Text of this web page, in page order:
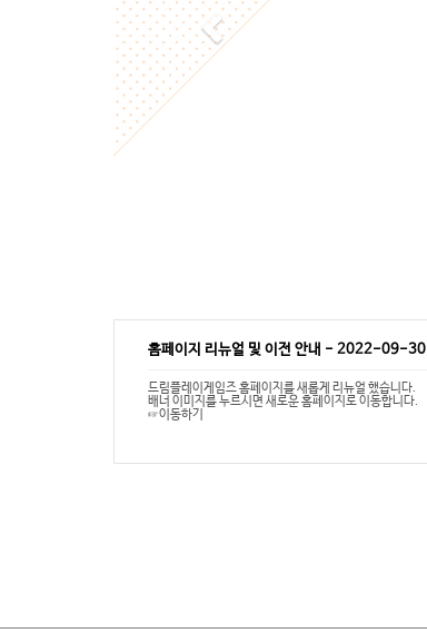
홈페이지 리뉴얼 및 이전 안내 - 2022-09-30
드림플레이게임즈 홈페이지를 새롭게 리뉴얼 했습니다.
배너 이미지를 누르시면 새로운 홈페이지로 이동합니다.
☞이동하기